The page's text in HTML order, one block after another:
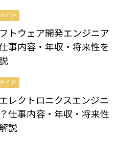
イド
トウェア開発エンジニア
事内容・年収・将来性を
イド
レクトロニクスエンジニ
仕事内容・年収・将来性
説